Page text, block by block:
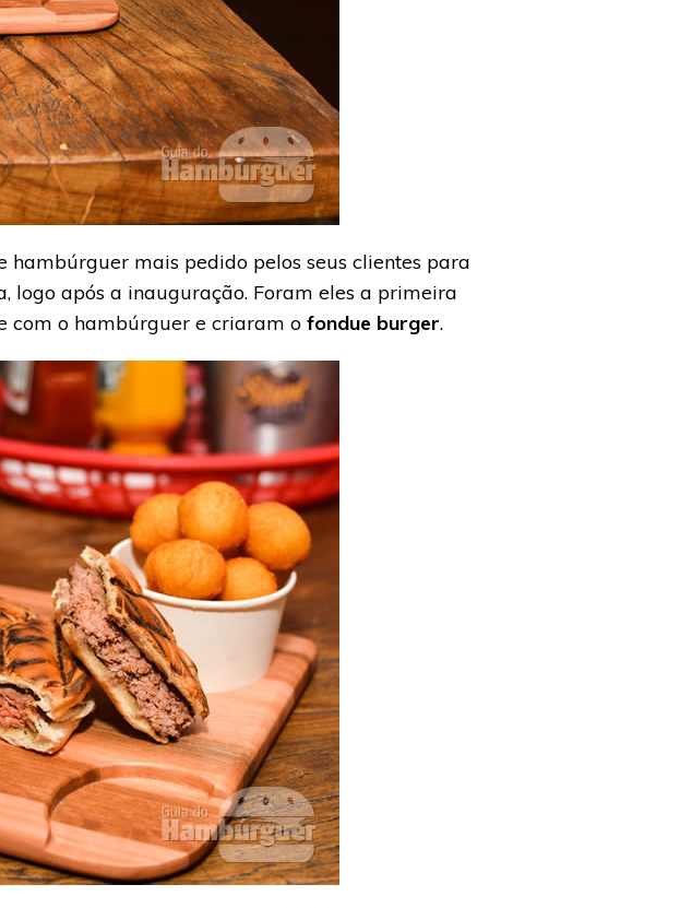
hambúrguer mais pedido pelos seus clientes para
logo após a inauguração. Foram eles a primeira
com o hambúrguer e criaram o fondue burger.